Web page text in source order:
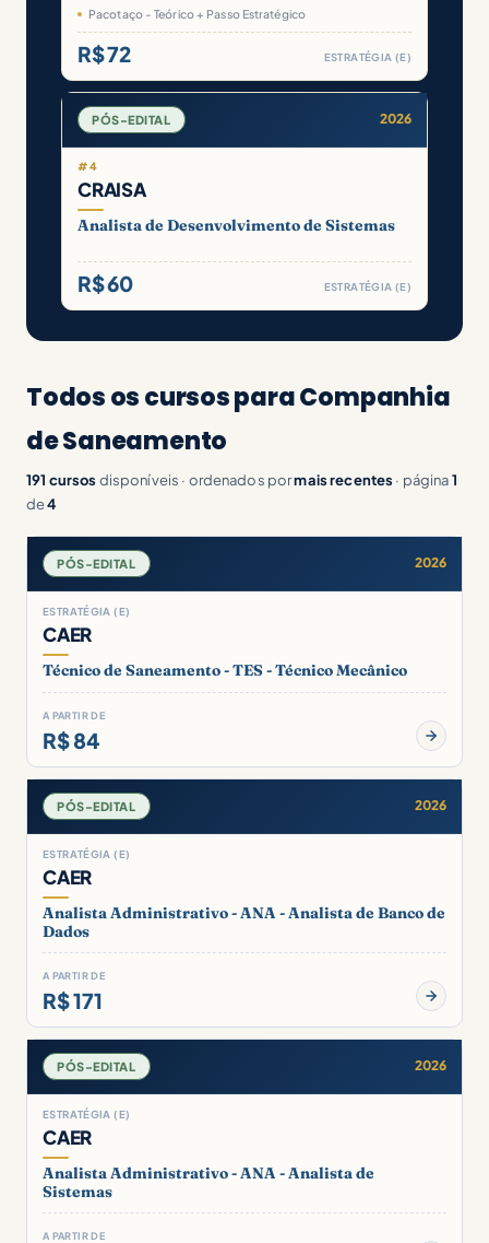
Pacotaço - Teórico + Passo Estratégico
R$ 72 ESTRATÉGIA (E)
PÓS-EDITAL 2026
#4
CRAISA
Analista de Desenvolvimento de Sistemas
R$ 60 ESTRATÉGIA (E)
Todos os cursos para Companhia
de Saneamento
191 cursos disponíveis · ordenados pormais recentes · página1
de4
PÓS-EDITAL 2026
ESTRATÉGIA (E)
CAER
Técnico de Saneamento - TES - Técnico Mecânico
A PARTIR DE
R$ 84
PÓS-EDITAL 2026
ESTRATÉGIA (E)
CAER
Analista Administrativo - ANA - Analista de Banco de
Dados
A PARTIR DE
R$ 171
PÓS-EDITAL 2026
ESTRATÉGIA (E)
CAER
Analista Administrativo - ANA - Analista de
Sistemas
A PARTIR DE